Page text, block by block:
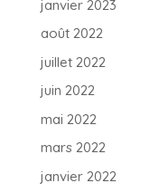
janvier 2023
août 2022
juillet 2022
juin 2022
mai 2022
mars 2022
janvier 2022